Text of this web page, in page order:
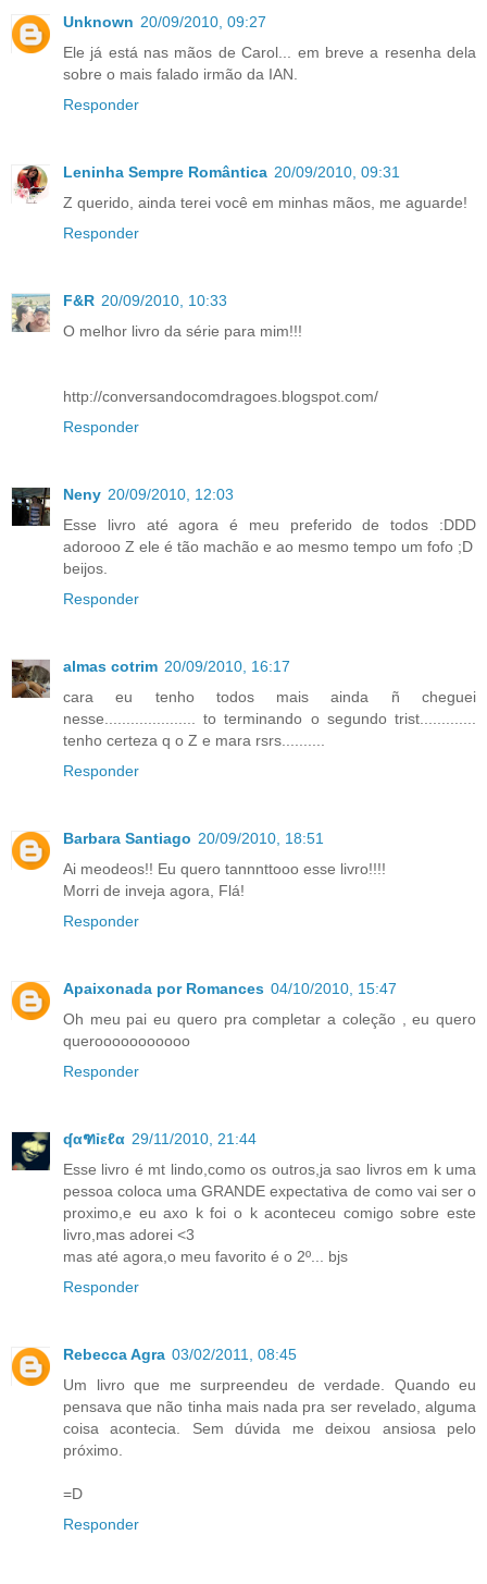
Unknown 20/09/2010, 09:27
Ele já está nas mãos de Carol... em breve a resenha dela
sobre o mais falado irmão da IAN.
Responder
Leninha Sempre Romântica 20/09/2010, 09:31
Z querido, ainda terei você em minhas mãos, me aguarde!
Responder
F&R 20/09/2010, 10:33
O melhor livro da série para mim!!!
http://conversandocomdragoes.blogspot.com/
Responder
Neny 20/09/2010, 12:03
Esse livro até agora é meu preferido de todos :DDD
adorooo Z ele é tão machão e ao mesmo tempo um fofo ;D
beijos.
Responder
almas cotrim 20/09/2010, 16:17
cara eu tenho todos mais ainda ñ cheguei
nesse..................... to terminando o segundo trist.............
tenho certeza q o Z e mara rsrs..........
Responder
Barbara Santiago 20/09/2010, 18:51
Ai meodeos!! Eu quero tannnttooo esse livro!!!!
Morri de inveja agora, Flá!
Responder
Apaixonada por Romances 04/10/2010, 15:47
Oh meu pai eu quero pra completar a coleção , eu quero
querooooooooooo
Responder
ʠαฑỉεℓα 29/11/2010, 21:44
Esse livro é mt lindo,como os outros,ja sao livros em k uma
pessoa coloca uma GRANDE expectativa de como vai ser o
proximo,e eu axo k foi o k aconteceu comigo sobre este
livro,mas adorei <3
mas até agora,o meu favorito é o 2º... bjs
Responder
Rebecca Agra 03/02/2011, 08:45
Um livro que me surpreendeu de verdade. Quando eu
pensava que não tinha mais nada pra ser revelado, alguma
coisa acontecia. Sem dúvida me deixou ansiosa pelo
próximo.
=D
Responder